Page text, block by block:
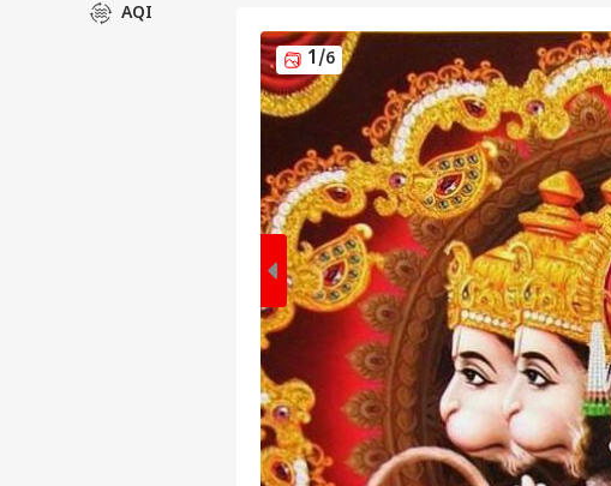
AQI
1/6
हॅलो गेस्ट
एडवर्टाइज विथ अस
पर्सनल कार्नर
टॉप आर्टिकल्स
इंडिया